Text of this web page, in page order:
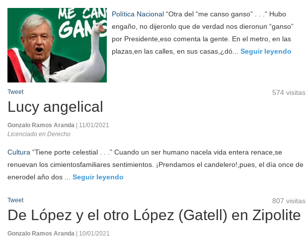
Política Nacional “Otra del “me canso ganso” . . .” Hubo
engaño, no dijeronlo que de verdad nos dieronun “ganso”
por Presidente,eso comenta la gente. En el metro, en las
plazas,en las calles, en sus casas,¿dó... Seguir leyendo
Tweet 574 visitas
Lucy angelical
Gonzalo Ramos Aranda
| 11/01/2021
Licenciado en Derecho
Cultura “Tiene porte celestial . . .” Cuando un ser humano nacela vida entera renace,se
renuevan los cimientosfamiliares sentimientos. ¡Prendamos el candelero!,pues, el día once de
enerodel año dos ... Seguir leyendo
Tweet 807 visitas
De López y el otro López (Gatell) en Zipolite
Gonzalo Ramos Aranda | 10/01/2021